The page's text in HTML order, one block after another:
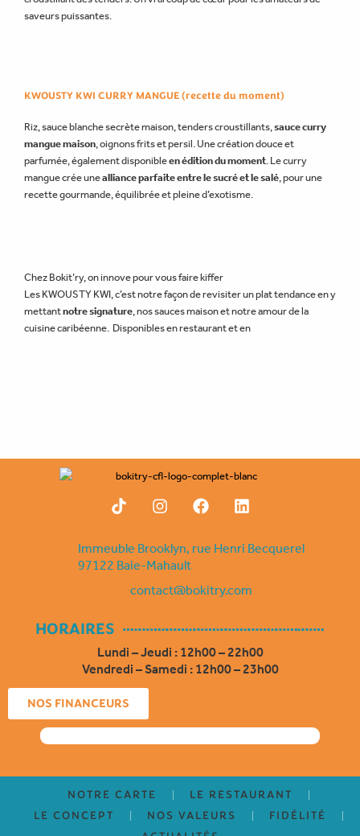
saveurs puissantes.
KWOUSTY KWI CURRY MANGUE (recette du moment)
Riz, sauce blanche secrète maison, tenders croustillants,sauce curry
mangue maison, oignons frits et persil. Une création douce et
parfumée, également disponibleen édition du moment. Le curry
mangue crée unealliance parfaite entre le sucré et le salé, pour une
recette gourmande, équilibrée et pleine d’exotisme.
Chez Bokit’ry, on innove pour vous faire kiffer
Les KWOUSTY KWI, c’est notre façon de revisiter un plat tendance en y
mettantnotre signature, nos sauces maison et notre amour de la
cuisine caribéenne. Disponibles en restaurant et en
T
i
t
o
k
I
n
t
a
g
r
m
F
a
e
o
L
i
k
i
Immeuble Brooklyn, rue Henri Becquerel
97122 Baie-Mahault
contact@bokitry.com
HORAIRES
Lundi – Jeudi : 12h00 – 22h00
Vendredi – Samedi : 12h00 – 23h00
NOS FINANCEURS
NOTRE CARTE
LE RESTAURANT
LE CONCEPT
NOS VALEURS
FIDÉLITÉ